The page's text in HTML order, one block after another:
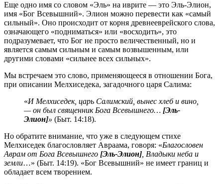
Еще одно имя со словом «Эль» на иврите — это Эль-Элион,
имя «Бог Всевышний». Элион можно перевести как «самый
сильный». Оно происходит от корня древнееврейского слова,
означающего «подниматься» или «восходить», это
подразумевает, что Бог не просто величественный, но и
является самым сильным и самым возвышенным, или
другими словами «сильнее всех сильных».
Мы встречаем это слово, применяющееся в отношении Бога,
при описании Мелхиседека, загадочного царя Салима:
«И Мелхиседек, царь Салимский, вынес хлеб и вино,
— он был священник Бога Всевышнего… [Эль-
Элион]» (Быт. 14:18).
Но обратите внимание, что уже в следующем стихе
Мелхиседек благословляет Авраама, говоря: «Благословен
Аврам от Бога Всевышнего [Эль-Элион] , Владыки неба и
земли…» (Быт. 14:19). «Бог Всевышний» не имеет границ и
обладает всем творением.